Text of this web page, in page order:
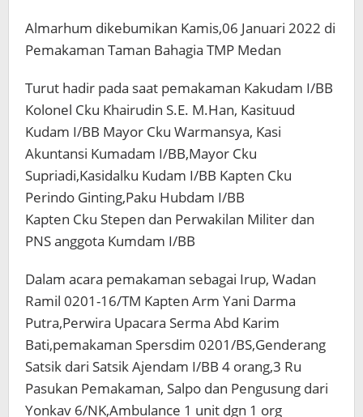
Almarhum dikebumikan Kamis,06 Januari 2022 di
Pemakaman Taman Bahagia TMP Medan
Turut hadir pada saat pemakaman Kakudam I/BB
Kolonel Cku Khairudin S.E. M.Han, Kasituud
Kudam I/BB Mayor Cku Warmansya, Kasi
Akuntansi Kumadam I/BB,Mayor Cku
Supriadi,Kasidalku Kudam I/BB Kapten Cku
Perindo Ginting,Paku Hubdam I/BB
Kapten Cku Stepen dan Perwakilan Militer dan
PNS anggota Kumdam I/BB
Dalam acara pemakaman sebagai Irup, Wadan
Ramil 0201-16/TM Kapten Arm Yani Darma
Putra,Perwira Upacara Serma Abd Karim
Bati,pemakaman Spersdim 0201/BS,Genderang
Satsik dari Satsik Ajendam I/BB 4 orang,3 Ru
Pasukan Pemakaman, Salpo dan Pengusung dari
Yonkav 6/NK,Ambulance 1 unit dgn 1 org